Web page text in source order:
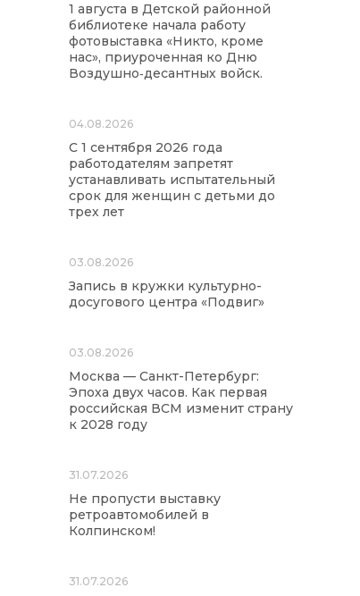
1 августа в Детской районной
библиотеке начала работу
фотовыставка «Никто, кроме
нас», приуроченная ко Дню
Воздушно‑десантных войск.
04.08.2026
С 1 сентября 2026 года
работодателям запретят
устанавливать испытательный
срок для женщин с детьми до
трех лет
03.08.2026
Запись в кружки культурно-
досугового центра «Подвиг»
03.08.2026
Москва — Санкт-Петербург:
Эпоха двух часов. Как первая
российская ВСМ изменит страну
к 2028 году
31.07.2026
Не пропусти выставку
ретроавтомобилей в
Колпинском!
31.07.2026